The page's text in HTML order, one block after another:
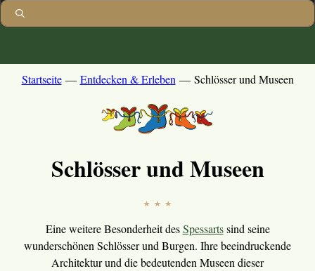
Startseite — Entdecken & Erleben — Schlösser und Museen
Schlösser und Museen
Eine weitere Besonderheit desSpessartssind seine
wunderschönen Schlösser und Burgen. Ihre beeindruckende
Architektur und die bedeutenden Museen dieser